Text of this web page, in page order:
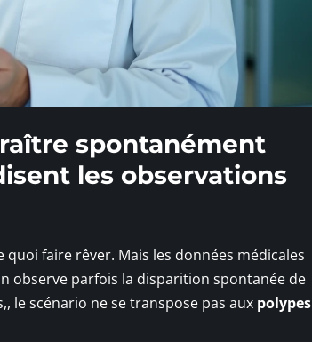
spontanément
les observations
quoi faire rêver. Mais les données médicales
observe parfois la disparition spontanée de
le scénario ne se transpose pas aux polypes